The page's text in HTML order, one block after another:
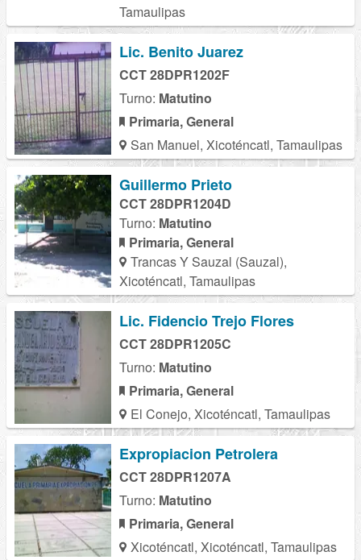
Tamaulipas
Lic. Benito Juarez
CCT 28DPR1202F
Turno: Matutino
Primaria, General
San Manuel, Xicoténcatl, Tamaulipas
Guillermo Prieto
CCT 28DPR1204D
Turno: Matutino
Primaria, General
Trancas Y Sauzal (Sauzal),
Xicoténcatl, Tamaulipas
Lic. Fidencio Trejo Flores
CCT 28DPR1205C
Turno: Matutino
Primaria, General
El Conejo, Xicoténcatl, Tamaulipas
Expropiacion Petrolera
CCT 28DPR1207A
Turno: Matutino
Primaria, General
Xicoténcatl, Xicoténcatl, Tamaulipas